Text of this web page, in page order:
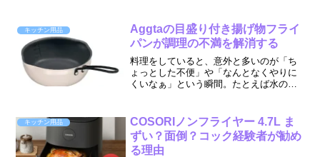
キッチン用品
Aggtaの目盛り付き揚げ物フライ
パンが調理の不満を解消する
料理をしていると、意外と多いのが「ち
ょっとした不便」や「なんとなくやりに
くいなぁ」という瞬間。たとえば水の量
キッチンに立つ方ほど、こうした「小さ
なストレス」が積み重なっ...
キッチン用品
COSORIノンフライヤー 4.7L ま
ずい？面倒？コック経験者が勧め
る理由